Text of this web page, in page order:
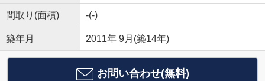
間取り(面積) -(-)
築年月 2011年 9月(築14年)
お問い合わせ(無料)